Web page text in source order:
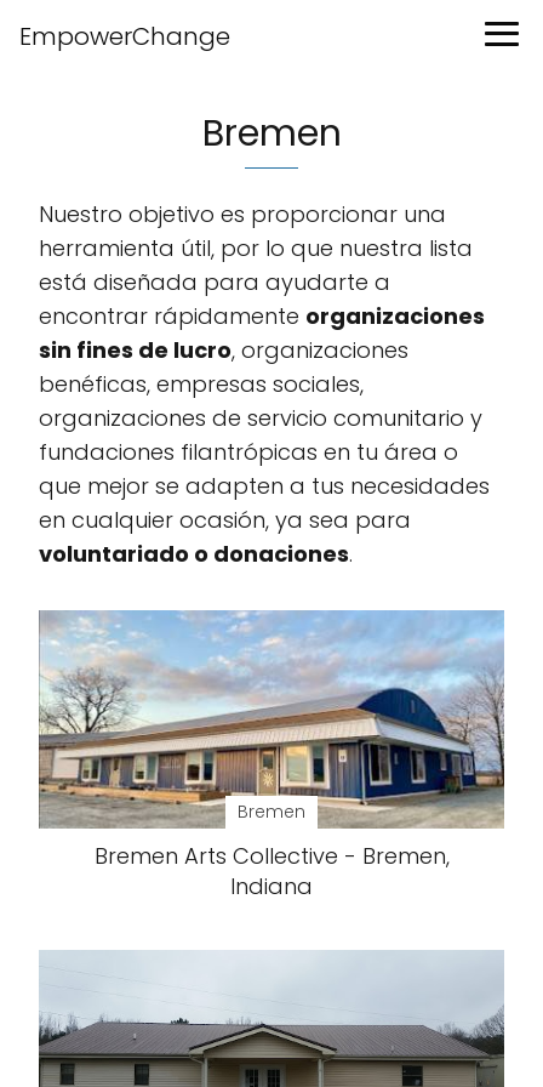
EmpowerChange
Bremen
Nuestro objetivo es proporcionar una
herramienta útil, por lo que nuestra lista
está diseñada para ayudarte a
encontrar rápidamente organizaciones
sin fines de lucro, organizaciones
benéficas, empresas sociales,
organizaciones de servicio comunitario y
fundaciones filantrópicas en tu área o
que mejor se adapten a tus necesidades
en cualquier ocasión, ya sea para
voluntariado o donaciones.
Bremen
Bremen Arts Collective - Bremen,
Indiana